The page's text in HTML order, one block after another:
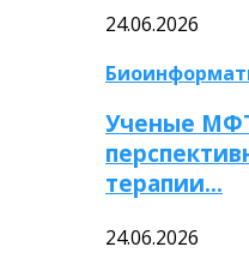
24.06.2026
Ученые
терапии…
24.06.2026